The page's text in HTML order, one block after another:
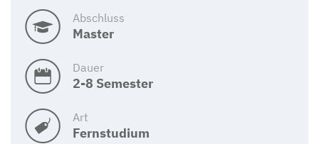
Abschluss
Master
Dauer
2-8 Semester
Art
Fernstudium